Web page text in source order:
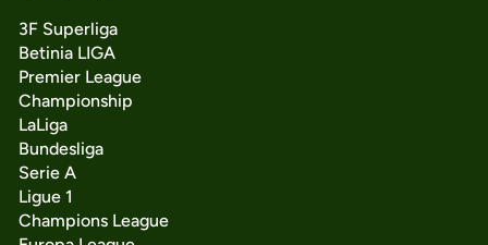
3F Superliga
Betinia LIGA
Premier League
Championship
LaLiga
Bundesliga
Serie A
Ligue 1
Champions League